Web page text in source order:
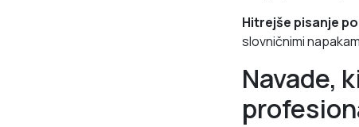
Hitrejše pisanje
slovničnimi
Navade,